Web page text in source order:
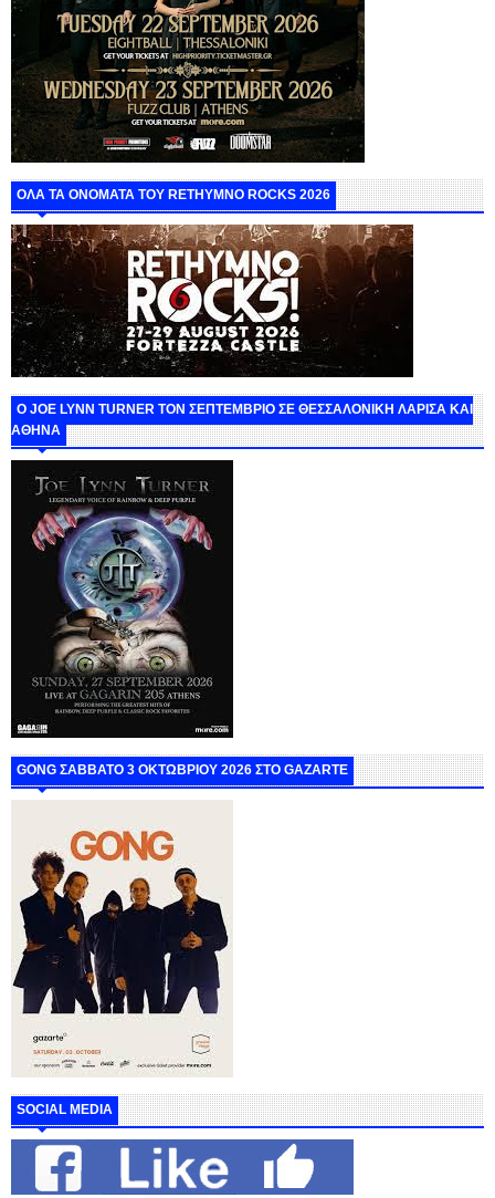
ΟΛΑ ΤΑ ΟΝΟΜΑΤΑ ΤΟΥ RETHYMNO ROCKS 2026
O JOE LYNN TURNER ΤΟΝ ΣΕΠΤΕΜΒΡΙΟ ΣΕ ΘΕΣΣΑΛΟΝΙΚΗ ΛΑΡΙΣΑ ΚΑΙ
ΑΘΗΝΑ
GONG ΣΑΒΒΑΤΟ 3 ΟΚΤΩΒΡΙΟΥ 2026 ΣΤΟ GAZARTE
SOCIAL MEDIA